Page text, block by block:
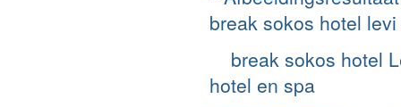
break
hotel en spa